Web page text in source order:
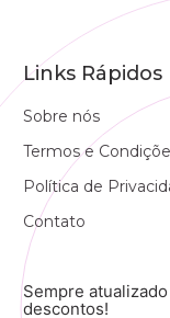
Links Rápidos
Sobre nós
Termos e
Política de
Contato
Sempre
descontos!